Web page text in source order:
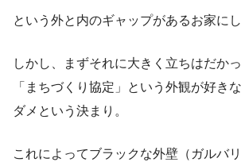
という外と内のギャップがあるお家に
しかし、まずそれに大きく立ちはだか
「まちづくり協定」という外観が好き
ダメという決まり。
これによってブラックな外壁（ガルバ